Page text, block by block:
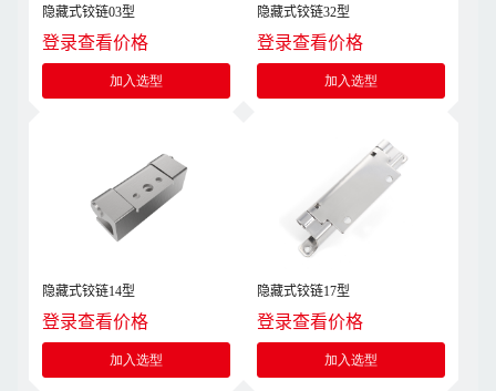
隐藏式铰链03型
登录查看价格
加入选型
隐藏式铰链32型
登录查看价格
加入选型
隐藏式铰链14型
登录查看价格
加入选型
隐藏式铰链17型
登录查看价格
加入选型